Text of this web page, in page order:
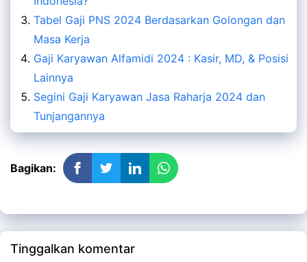
Tabel Gaji PNS 2024 Berdasarkan Golongan dan
Masa Kerja
Gaji Karyawan Alfamidi 2024 : Kasir, MD, & Posisi
Lainnya
Segini Gaji Karyawan Jasa Raharja 2024 dan
Tunjangannya
Bagikan:
Tinggalkan komentar